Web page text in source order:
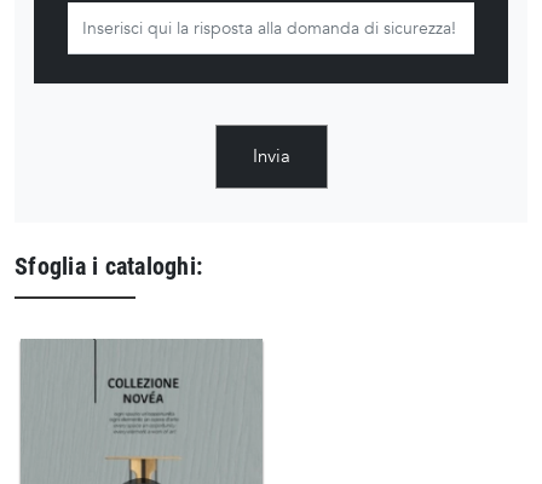
Invia
Sfoglia i cataloghi: